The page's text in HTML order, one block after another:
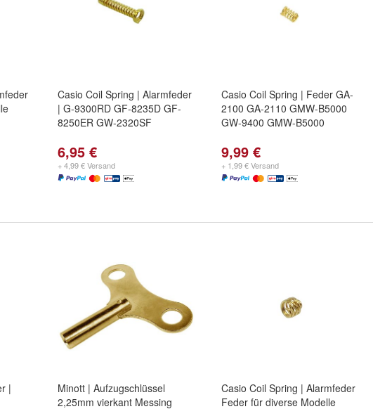
Casio Coil Spring | Alarmfeder
| G-9300RD GF-8235D GF-
8250ER GW-2320SF
6,95 €
+ 4,99 € Versand
Casio Coil Spring | Feder GA-
2100 GA-2110 GMW-B5000
GW-9400 GMW-B5000
9,99 €
+ 1,99 € Versand
|
Minott | Aufzugschlüssel
2,25mm vierkant Messing
Casio Coil Spring | Alarmfeder
Feder für diverse Modelle